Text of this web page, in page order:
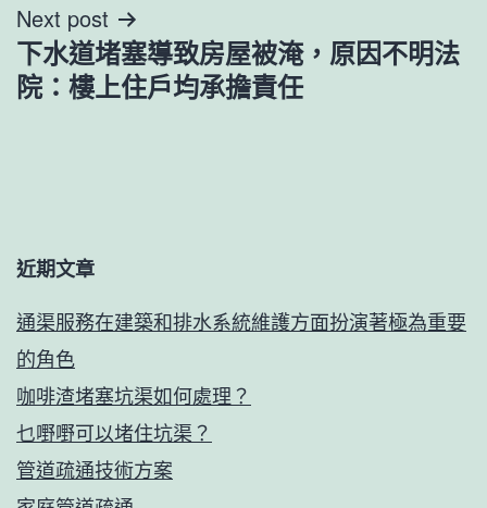
覽
Next post
下水道堵塞導致房屋被淹，原因不明法
院：樓上住戶均承擔責任
近期文章
通渠服務在建築和排水系統維護方面扮演著極為重要
的角色
咖啡渣堵塞坑渠如何處理？
乜嘢嘢可以堵住坑渠？
管道疏通技術方案